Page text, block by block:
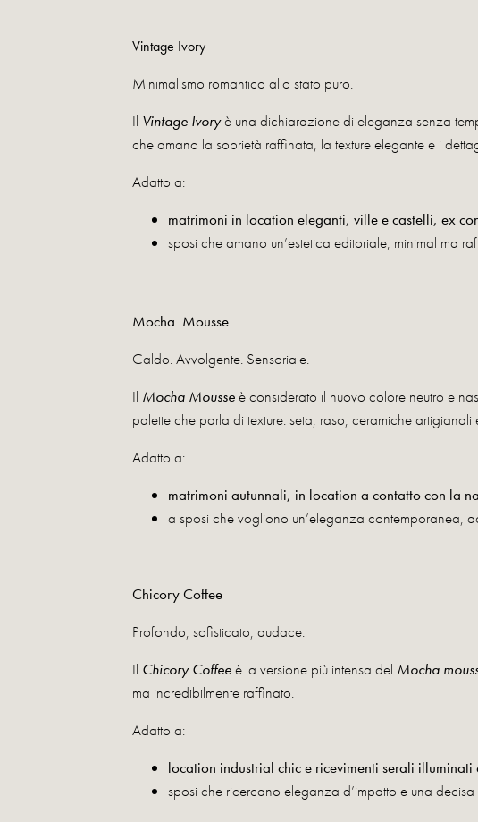
Vintage Ivory
Minimalismo romantico allo stato puro.
Il Vintage Ivoryè una dichiarazione di eleganza senza
che amano la sobrietà raffinata, la texture elegante e i
Adatto a:
matrimoni in location eleganti, ville e castelli, ex
sposi che amano un’estetica editoriale, minimal ma
Mocha Mousse
Caldo. Avvolgente. Sensoriale.
Il Mocha Mousseè considerato il nuovo colore neutro e
palette che parla di texture: seta, raso, ceramiche artigianali
Adatto a:
matrimoni autunnali, in location a contatto con la
a sposi che vogliono un’eleganza contemporanea,
Chicory Coffee
Profondo, sofisticato, audace.
Il Chicory Coffeeè la versione più intensa del Mocha
ma incredibilmente raffinato.
Adatto a:
location industrial chic e ricevimenti serali
sposi che ricercano eleganza d’impatto e una